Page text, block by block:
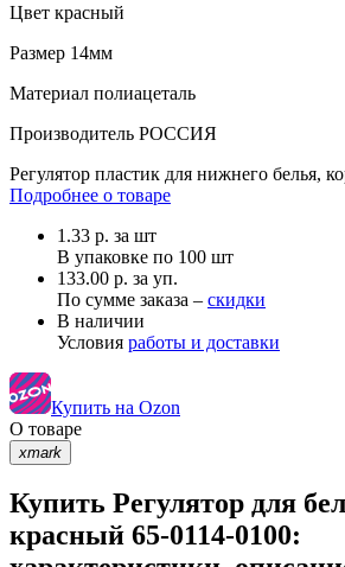
Цвет красный
Размер 14мм
Материал полиацеталь
Производитель РОССИЯ
Регулятор пластик для нижнего белья,
Подробнее о товаре
1.33 р. за шт
В упаковке по 100 шт
133.00 р. за уп.
По сумме заказа – скидки
В наличии
Условия работы и доставки
Купить на Ozon
О товаре
xmark
Купить Регулятор для
красный 65-0114-0100: